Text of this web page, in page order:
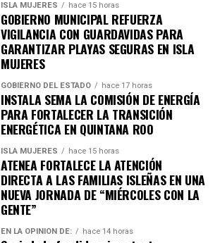
ISLA MUJERES hace 15 horas
GOBIERNO MUNICIPAL REFUERZA
VIGILANCIA CON GUARDAVIDAS PARA
GARANTIZAR PLAYAS SEGURAS EN ISLA
MUJERES
GOBIERNO DEL ESTADO hace 17 horas
INSTALA SEMA LA COMISIÓN DE ENERGÍA
PARA FORTALECER LA TRANSICIÓN
ENERGÉTICA EN QUINTANA ROO
ISLA MUJERES hace 15 horas
ATENEA FORTALECE LA ATENCIÓN
DIRECTA A LAS FAMILIAS ISLEÑAS EN UNA
NUEVA JORNADA DE “MIÉRCOLES CON LA
GENTE”
EN LA OPINIÓN DE: hace 14 horas